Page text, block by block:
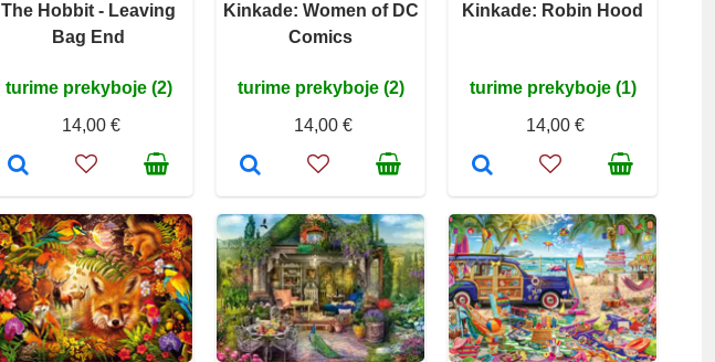
The Hobbit - Leaving
Bag End
turime prekyboje (2)
14,00 €
Kinkade: Women of DC
Comics
turime prekyboje (2)
14,00 €
Kinkade: Robin Hood
turime prekyboje (1)
14,00 €